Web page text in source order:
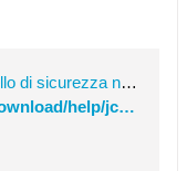
Impostazioni del livello di sicurezza nel Pannello di controllo Java
http://java.com/it/download/help/jcp_security.xml